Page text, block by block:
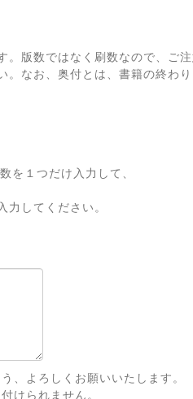
版数ではなく刷数なので、ご
なお、奥付とは、書籍の終わり
を１つだけ入力して、
してください。
、よろしくお願いいたします。
けられません。